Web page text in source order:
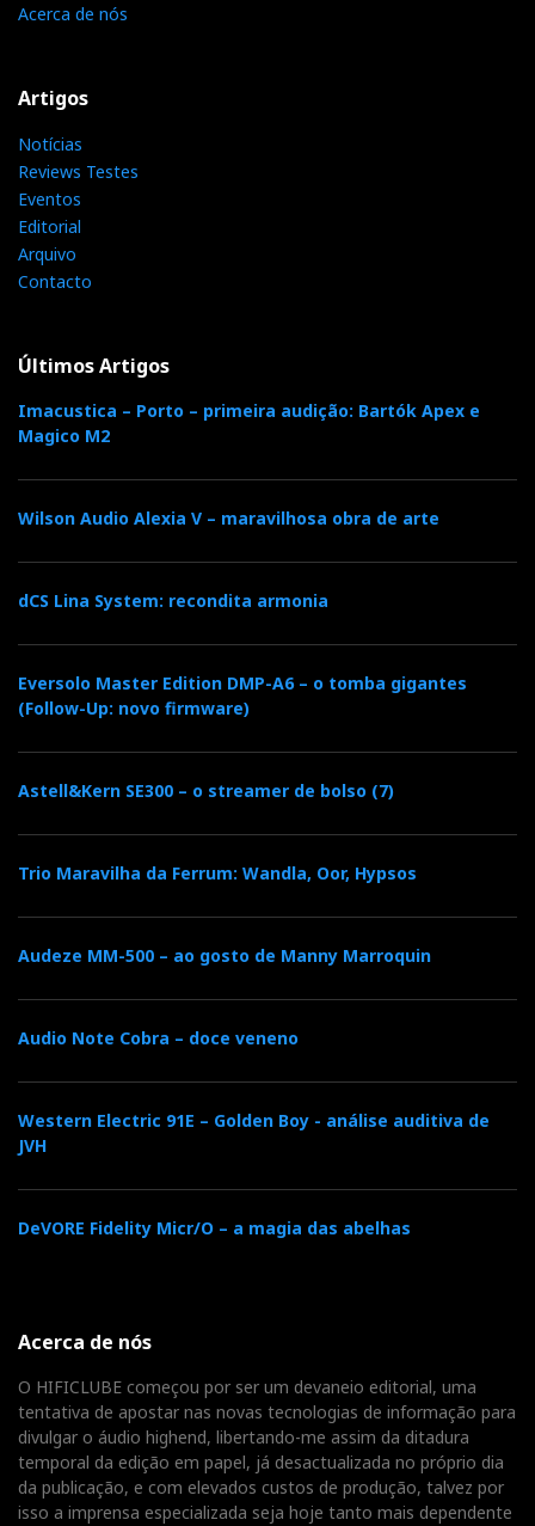
Acerca de nós
Artigos
Notícias
Reviews Testes
Eventos
Editorial
Arquivo
Contacto
Últimos Artigos
Imacustica – Porto – primeira audição: Bartók Apex e
Magico M2
Wilson Audio Alexia V – maravilhosa obra de arte
dCS Lina System: recondita armonia
Eversolo Master Edition DMP-A6 – o tomba gigantes
(Follow-Up: novo firmware)
Astell&Kern SE300 – o streamer de bolso (7)
Trio Maravilha da Ferrum: Wandla, Oor, Hypsos
Audeze MM-500 – ao gosto de Manny Marroquin
Audio Note Cobra – doce veneno
Western Electric 91E – Golden Boy - análise auditiva de
JVH
DeVORE Fidelity Micr/O – a magia das abelhas
Acerca de nós
O HIFICLUBE começou por ser um devaneio editorial, uma
tentativa de apostar nas novas tecnologias de informação para
divulgar o áudio highend, libertando-me assim da ditadura
temporal da edição em papel, já desactualizada no próprio dia
da publicação, e com elevados custos de produção, talvez por
isso a imprensa especializada seja hoje tanto mais dependente